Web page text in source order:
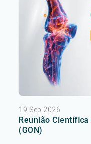
19 Sep 2026
Reunião
(GON)